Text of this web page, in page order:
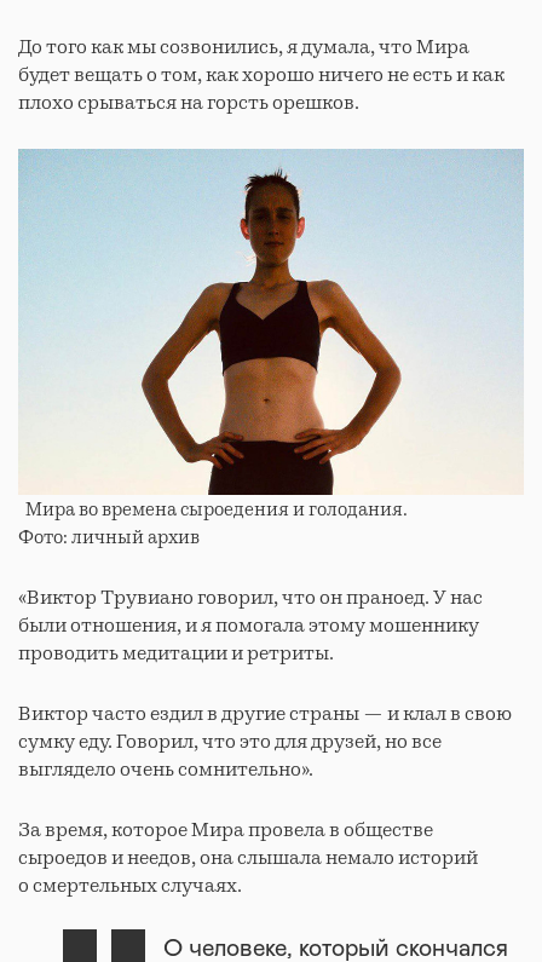
До того как мы созвонились, я думала, что Мира
будет вещать о том, как хорошо ничего не есть и как
плохо срываться на горсть орешков.
Мира во времена сыроедения и голодания.
Фото: личный архив
«Виктор Трувиано говорил, что он праноед. У нас
были отношения, и я помогала этому мошеннику
проводить медитации и ретриты.
Виктор часто ездил в другие страны — и клал в свою
сумку еду. Говорил, что это для друзей, но все
выглядело очень сомнительно».
За время, которое Мира провела в обществе
сыроедов и неедов, она слышала немало историй
о смертельных случаях.
О человеке, который скончался